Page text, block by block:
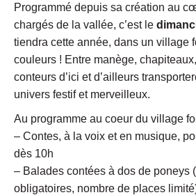
Programmé depuis sa création au
chargés de la vallée, c’est le
tiendra cette année, dans un village
couleurs ! Entre manège,
conteurs d’ici et d’ailleurs
univers festif et merveilleux.
Au programme au coeur du village
– Contes, à la voix et en musique,
dès 10h
– Balades contées à dos de poneys
obligatoires, nombre de places